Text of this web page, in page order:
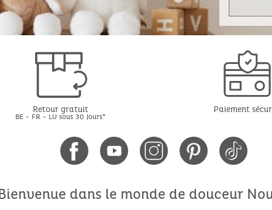
Retour gratuit
BE - FR - LU sous 30 jours*
Paiement
dans le monde de douceur